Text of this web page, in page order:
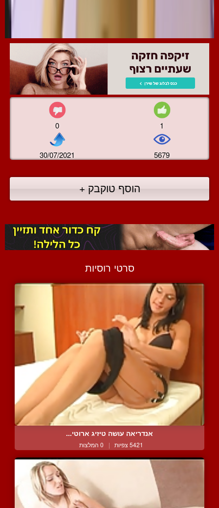
0 1
30/07/2021 5679
הוסף טוקבק +
סרטי רוסיות
אנדריאה עושה טיזיג ארוטי...
5421 צפיות | 0 המלצות